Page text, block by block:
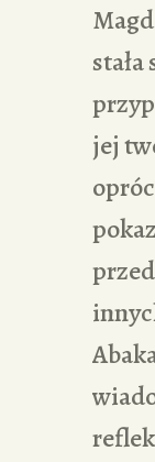
jej